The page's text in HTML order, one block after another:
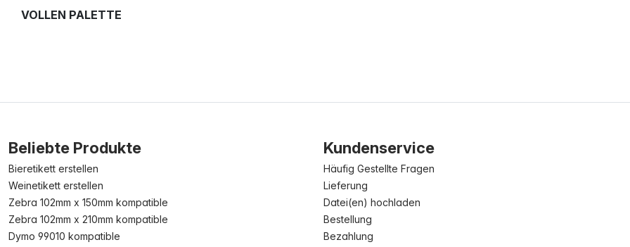
VOLLEN PALETTE
Beliebte Produkte
Bieretikett erstellen
Weinetikett erstellen
Zebra 102mm x 150mm kompatible
Zebra 102mm x 210mm kompatible
Dymo 99010 kompatible
Kundenservice
Häufig Gestellte Fragen
Lieferung
Datei(en) hochladen
Bestellung
Bezahlung